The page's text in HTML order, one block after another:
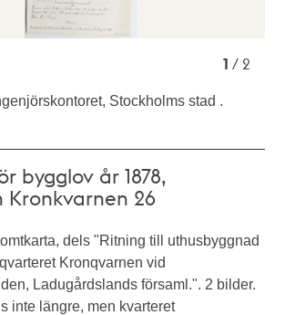
1 / 2
Stockholms stad .
bygglov år 1878,
26
dels "Ritning till uthusbyggnad
Kronqvarnen vid
Ladugårdslands församl.". 2 bilder.
inte längre, men kvarteret